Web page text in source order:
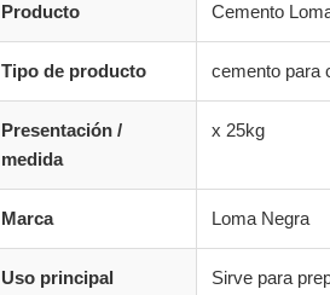
Producto Cemento
Tipo de producto cemento para
Presentación /
medida
x 25kg
Marca Loma Negra
Uso principal
Sirve para